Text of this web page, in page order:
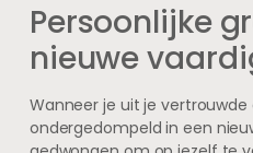
Persoonlijke
nieuwe
Wanneer je uit je
ondergedompeld in een